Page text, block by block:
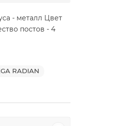
- металл Цвет
постов - 4
RADIAN